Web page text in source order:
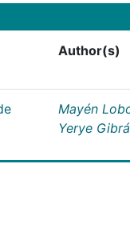
Author(s)
Mayén
Yerye